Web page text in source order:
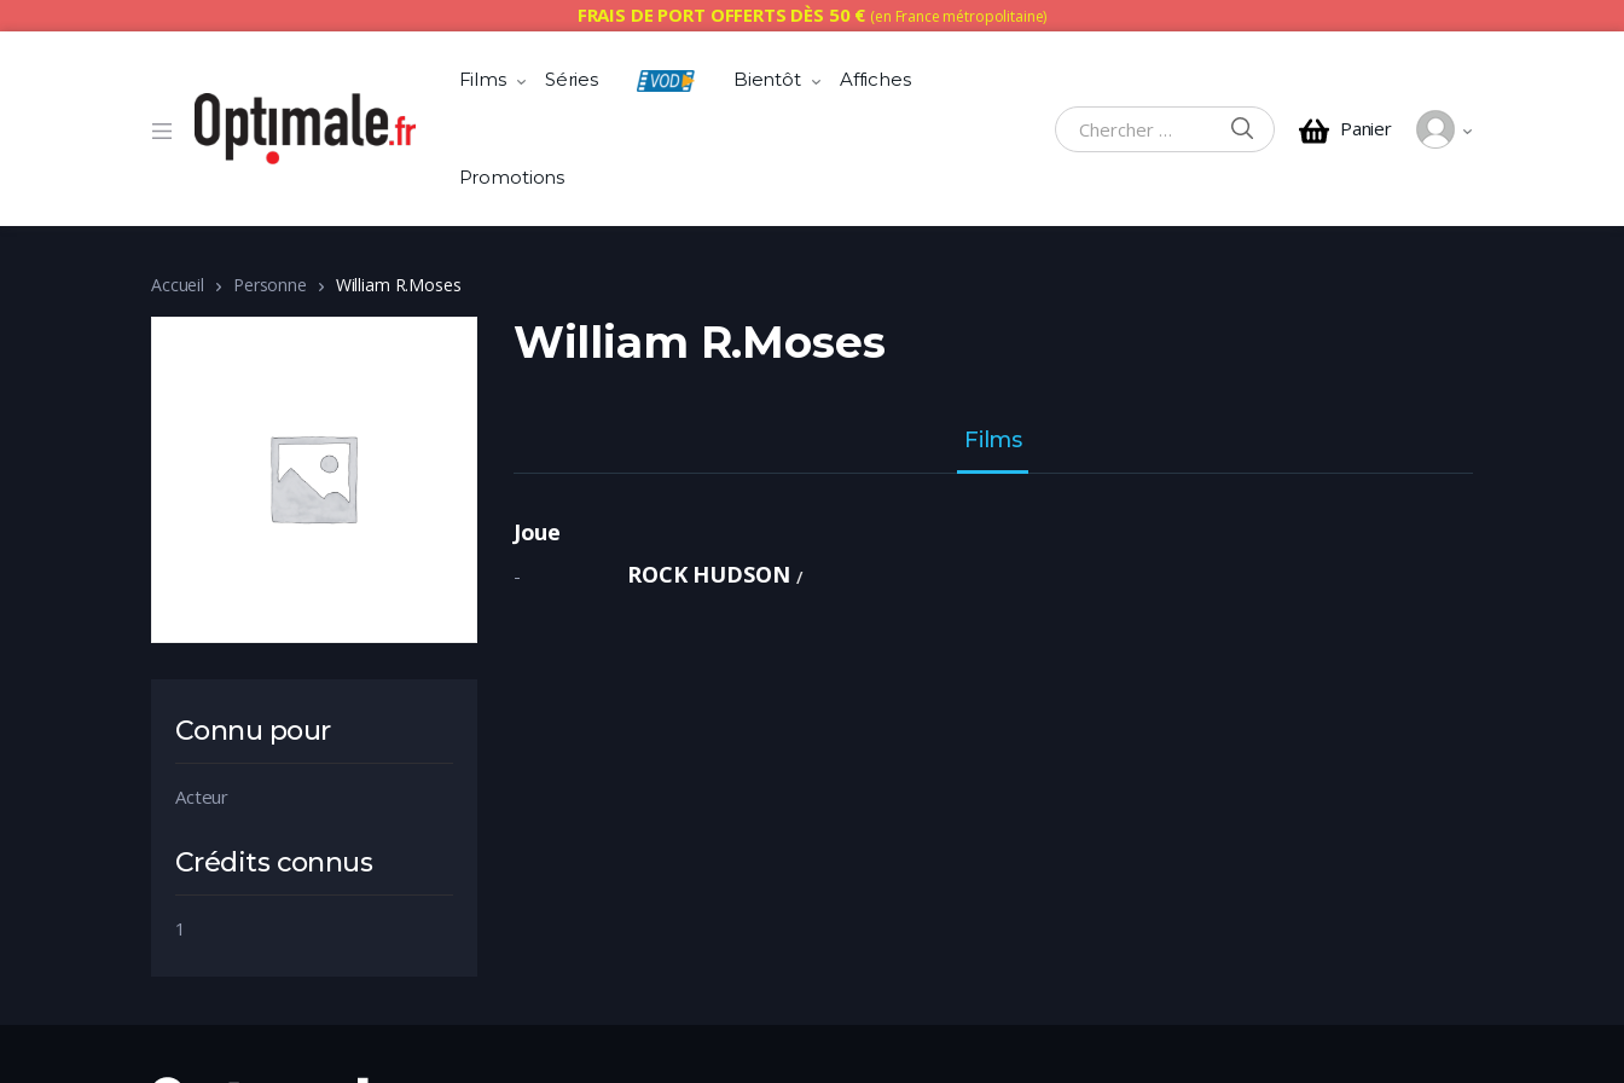
FRAIS DE PORT OFFERTS DÈS 50 € (en France métropolitaine)
Films Séries Bientôt Affiches
Promotions
Chercher :
CHERCHERPanier
Accueil Personne William R.Moses
Connu pour
Acteur
Crédits connus
1
William R.Moses
Films
Joue
- ROCK HUDSON